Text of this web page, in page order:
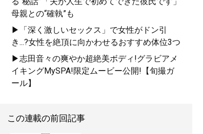
方法 <実践編>』
ユニクロやGUでもおしゃれ
な人は何が違うのか？
母親との“確執”も
▶「深く激しいセックス」で女性がドン引
き...?女性を絶頂に向かわせるおすすめ体位3つ
▶志田音々の爽やか超絶美ボディ!グラビアメ
イキングMySPA!限定ムービー公開!【旬撮ガ
ール】
この連載の前回記事